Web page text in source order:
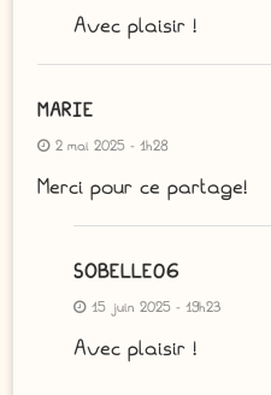
Avec plaisir !
MARIE
2 mai 2025 - 1h28
Merci pour ce partage!
SOBELLE06
15 juin 2025 - 19h23
Avec plaisir !